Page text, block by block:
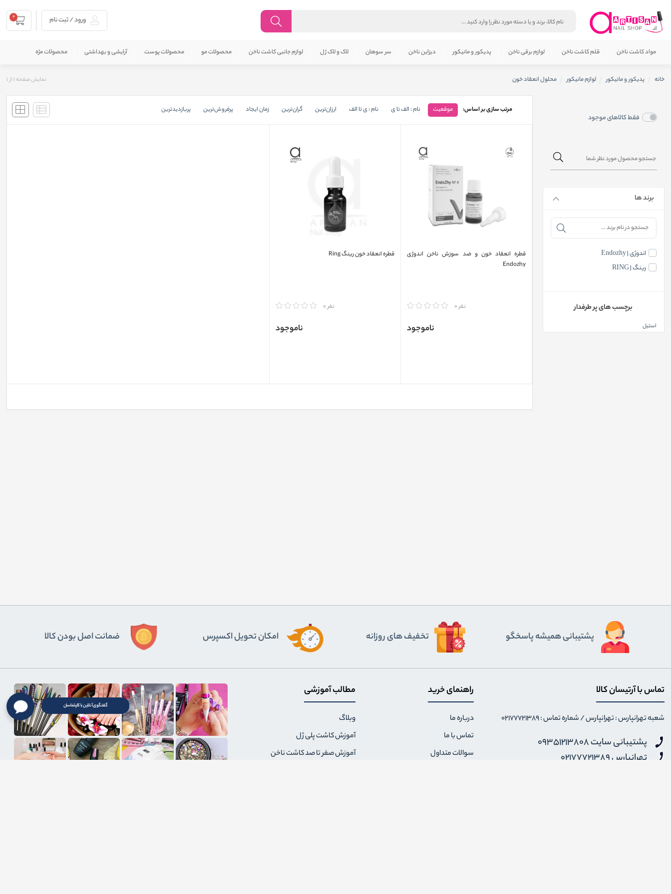
گفتگوی آنلاین با کارشناسان
ورود / ثبت نام 0
مواد کاشت ناخن قلم کاشت ناخن لوازم برقی ناخن پدیکور و مانیکور دیزاین ناخن سر سوهان لاک و لاک ژل لوازم جانبی کاشت ناخن محصولات مو محصولات پوست آرایشی و بهداشتی محصولات مژه
خانه پدیکور و مانیکور لوازم مانیکور محلول انعقاد خون نمایش صفحه 1از1
مرتب سازی بر اساس: موقعیت نام : الف تا ی نام : ی تا الف ارزان‌ترین گران‌ترین زمان ایجاد پرفروش‌ترین پربازدید‌ترین
قطره انعقاد خون و ضد سوزش ناخن اندوژی
Endozhy
نفر 0
ناموجود
قطره انعقاد خون رینگ Ring
نفر 0
ناموجود
فقط کالاهای موجود
برند ها
اندوژی | Endozhy
رینگ | RING
برچسب های پر طرفدار
استیل
پشتیبانی همیشه پاسخگو تخفیف های روزانه اﻣﮑﺎن ﺗﺤﻮﯾﻞ اﮐﺴﭙﺮس ضمانت اصل بودن کالا
تماس با آرتیسان کالا
شعبه تهرانپارس : تهرانپارس / شماره تماس : 02177721389
پشتیبانی سایت 09351213808
تهرانپارس 02177721389
راهنمای خرید
درباره ما
تماس با ما
سوالات متداول
مطالب آموزشی
وبلاگ
آموزش کاشت پلی ژل
آموزش صفر تا صد کاشت ناخن